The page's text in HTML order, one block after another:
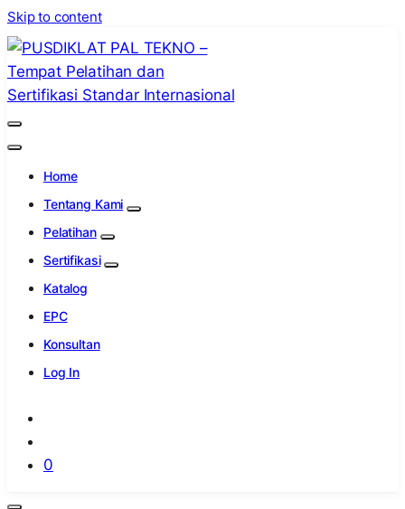
Skip to content
PUSDIKLAT PAL TEKNO – Tempat
Internasional
Home
Tentang Kami
Pelatihan
Sertifikasi
Katalog
EPC
Konsultan
Log In
0